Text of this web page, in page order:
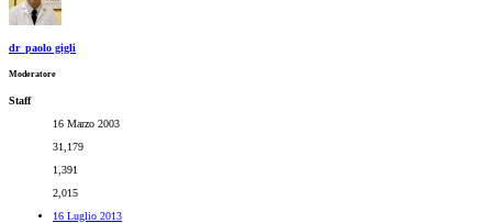
dr_paolo gigli
Moderatore
Staff
16 Marzo 2003
31,179
1,391
2,015
16 Luglio 2013